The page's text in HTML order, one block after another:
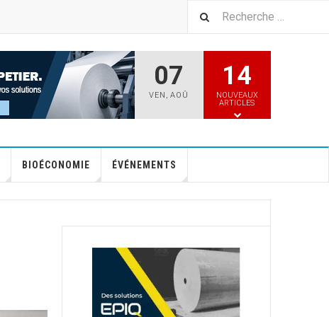
07
VEN , AOÛ
14
NOUVEAUX
ARTICLES
BIOÉCONOMIE ÉVÉNEMENTS